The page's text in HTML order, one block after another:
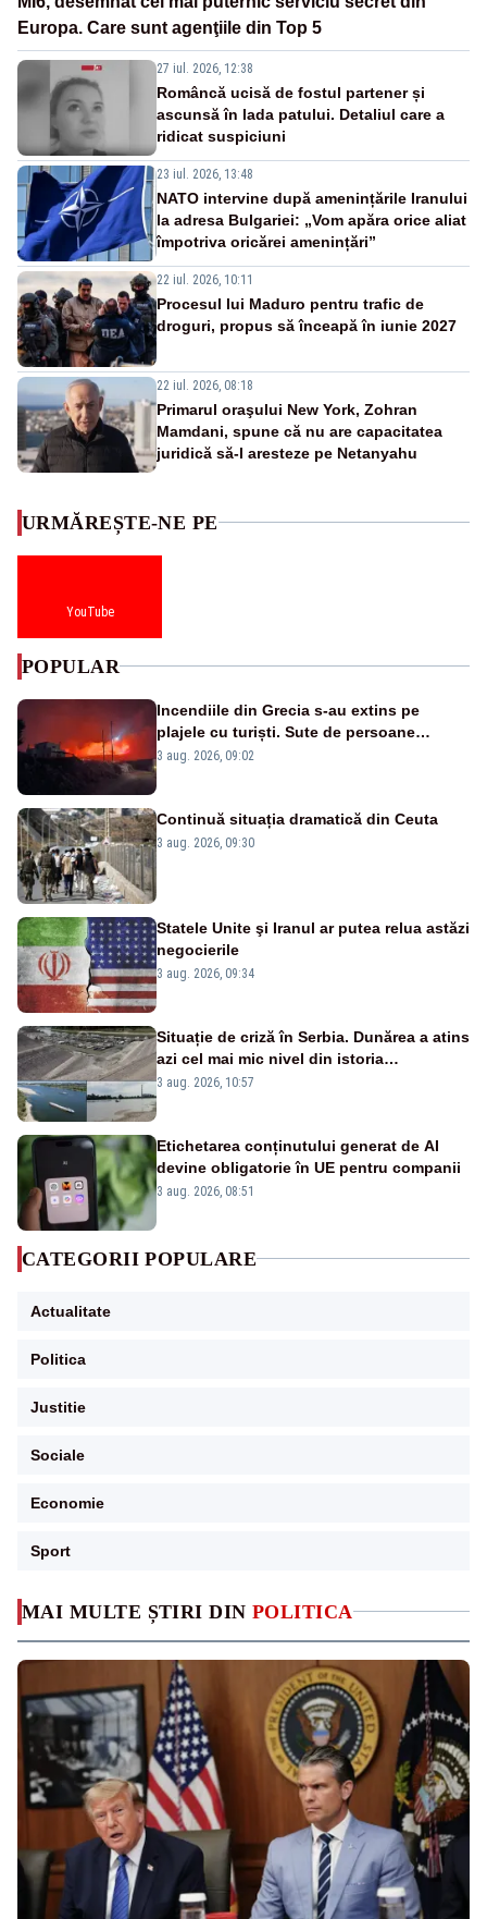
Europa. Care sunt agenţiile din Top 5
27 iul. 2026, 12:38
Româncă ucisă de fostul partener și
ascunsă în lada patului. Detaliul care a
ridicat suspiciuni
23 iul. 2026, 13:48
NATO intervine după amenințările Iranului
la adresa Bulgariei: „Vom apăra orice aliat
împotriva oricărei amenințări”
22 iul. 2026, 10:11
Procesul lui Maduro pentru trafic de
droguri, propus să înceapă în iunie 2027
22 iul. 2026, 08:18
Primarul oraşului New York, Zohran
Mamdani, spune că nu are capacitatea
juridică să-l aresteze pe Netanyahu
MAI MULTE ȘTIRI DIN POLITICA
URMĂREȘTE-NE PE
YouTube
POPULAR
Incendiile din Grecia s-au extins pe
plajele cu turiști. Sute de persoane
evacuate pe mare, drumuri blocate de
3 aug. 2026, 09:02
Continuă situația dramatică din Ceuta
3 aug. 2026, 09:30
Statele Unite şi Iranul ar putea relua astăzi
negocierile
3 aug. 2026, 09:34
Situație de criză în Serbia. Dunărea a atins
azi cel mai mic nivel din istoria
măsurătorilor. Se prefigurează restricții
3 aug. 2026, 10:57
Etichetarea conținutului generat de AI
devine obligatorie în UE pentru companii
3 aug. 2026, 08:51
CATEGORII POPULARE
Actualitate
Politica
Justitie
Sociale
Economie
Sport